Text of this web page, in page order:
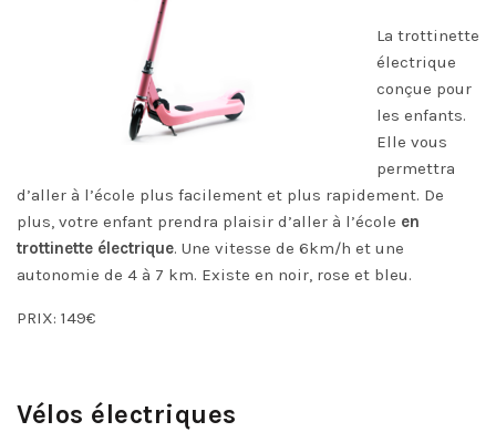
La trottinette
électrique
conçue pour
les enfants.
Elle vous
permettra
d’aller à l’école plus facilement et plus rapidement. De
plus, votre enfant prendra plaisir d’aller à l’école en
trottinette électrique. Une vitesse de 6km/h et une
autonomie de 4 à 7 km. Existe en noir, rose et bleu.
PRIX: 149€
Vélos électriques